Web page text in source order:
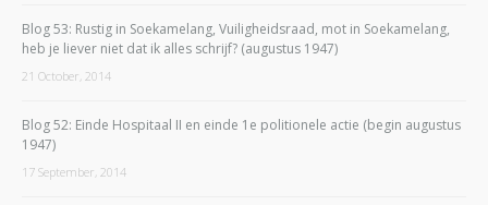
Blog 53: Rustig in Soekamelang, Vuiligheidsraad, mot in Soekamelang,
heb je liever niet dat ik alles schrijf? (augustus 1947)
21 October, 2014
Blog 52: Einde Hospitaal II en einde 1e politionele actie (begin augustus
1947)
17 September, 2014